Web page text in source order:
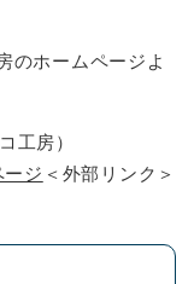
のホームページよ
工房）
ジ ＜外部リンク＞